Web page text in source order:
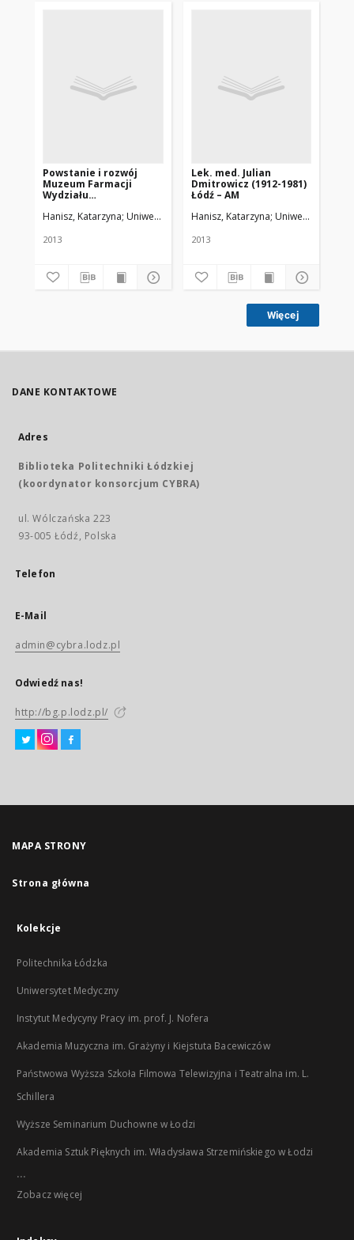
Powstanie i rozwój
Muzeum Farmacji
Wydziału
Akademii Medycznej i
Medycznegow Łodzi
Hanisz, Katarzyna Uniwersytet Medyczny w Łodzi
2013
Lek. med. Julian
Dmitrowicz (1912-1981)
Łódź – AM
Hanisz, Katarzyna Uniwersytet
2013
Więcej
DANE KONTAKTOWE
Adres
Biblioteka Politechniki Łódzkiej
(koordynator konsorcjum CYBRA)
ul. Wólczańska 223
93-005 Łódź, Polska
Telefon
E-Mail
admin@cybra.lodz.pl
Odwiedź nas!
http://bg.p.lodz.pl/
MAPA STRONY
Strona główna
Kolekcje
Politechnika Łódzka
Uniwersytet Medyczny
Instytut Medycyny Pracy im. prof. J. Nofera
Akademia Muzyczna im. Grażyny i Kiejstuta Bacewiczów
Państwowa Wyższa Szkoła Filmowa Telewizyjna i Teatralna im. L.
Schillera
Wyższe Seminarium Duchowne w Łodzi
Akademia Sztuk Pięknych im. Władysława Strzemińskiego w Łodzi
...
Zobacz więcej